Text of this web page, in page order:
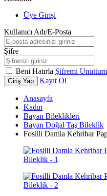
Üye Girişi
Kullanıcı Adı/E-Posta
Şifre
Beni Hatırla Şifremi Unuttum
Giriş Yap Kayıt Ol
Anasayfa
Kadın
Bayan Bileklikleri
Bayan Doğal Taş Bileklik
Fosilli Damla Kehribar